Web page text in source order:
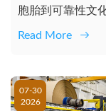
胞胎到可靠性文
企业应对波动挑
Read More
07-30
2026